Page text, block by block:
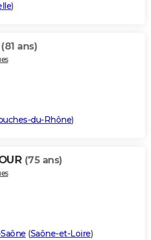
)
(81 ans)
du-Rhône)
(75 ans)
(Saône-et-Loire)